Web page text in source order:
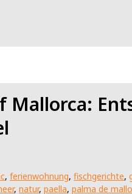
Mallorca:
, ferienwohnung, fischgerichte,
, natur, paella, palma de